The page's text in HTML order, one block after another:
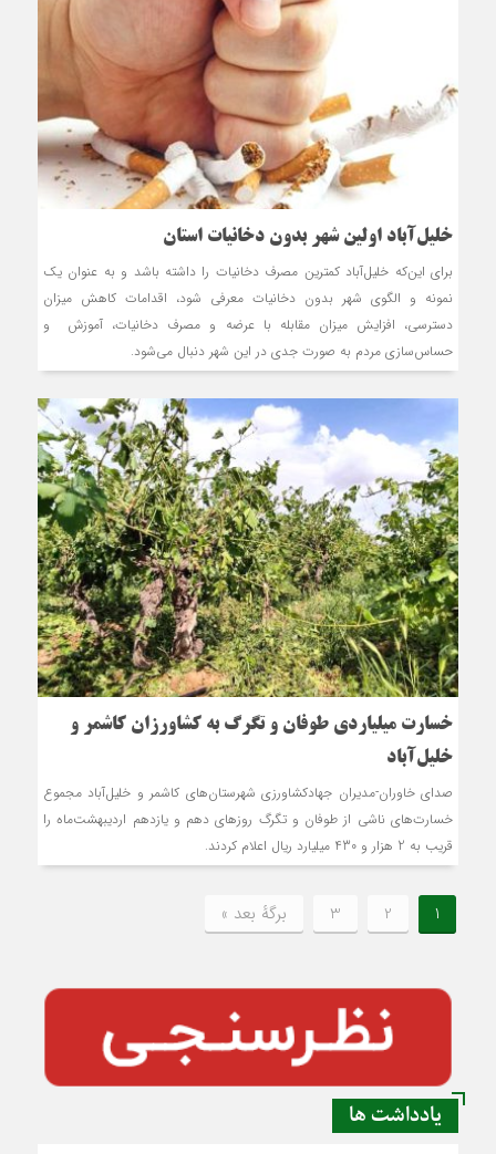
خلیل‌آباد اولین شهر بدون دخانیات استان
برای این‌که خلیل‌آباد کمترین مصرف دخانیات را داشته باشد و به‌ عنوان یک
نمونه و الگوی شهر بدون دخانیات معرفی شود، اقدامات کاهش میزان
دسترسی، افزایش میزان مقابله با عرضه و مصرف دخانیات، آموزش و
حساس‌سازی مردم به صورت جدی در این شهر دنبال می‌شود.
خسارت میلیاردی طوفان و تگرگ به کشاورزان کاشمر و
خلیل‌آباد
صدای خاوران-مدیران جهادکشاورزی شهرستان‌های کاشمر و خلیل‌آباد مجموع
خسارت‌های ناشی از طوفان و تگرگ روزهای دهم و یازدهم اردیبهشت‌ماه را
قریب به 2 هزار و 430 میلیارد ریال اعلام کردند.
1
2
3 برگهٔ بعد »
یادداشت ها